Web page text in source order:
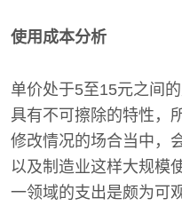
使用成本分析
单价处于5至15元之间
具有不可擦除的特性，
修改情况的场合当中，
以及制造业这样大规模
一领域的支出是颇为可